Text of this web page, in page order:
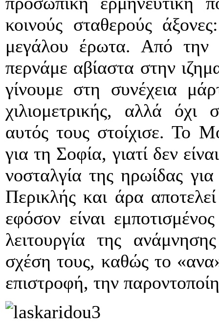
κοινούς σταθερούς
μεγάλου έρωτα. Από την
περνάμε αβίαστα στην
γίνουμε στη συνέχεια
χιλιομετρικής, αλλά όχι
αυτός τους στοίχισε. Το
για τη Σοφία, γιατί δεν
νοσταλγία της ηρωίδας
Περικλής και άρα
εφόσον είναι
λειτουργία της
σχέση τους, καθώς το
επιστροφή, την